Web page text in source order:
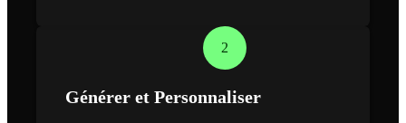
2
Générer et Personnaliser